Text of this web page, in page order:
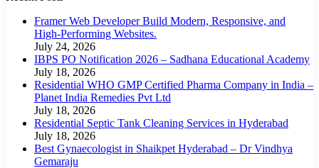
Framer Web Developer Build Modern, Responsive, and
High-Performing Websites.
July 24, 2026
IBPS PO Notification 2026 – Sadhana Educational Academy
July 18, 2026
Residential WHO GMP Certified Pharma Company in India –
Planet India Remedies Pvt Ltd
July 18, 2026
Residential Septic Tank Cleaning Services in Hyderabad
July 18, 2026
Best Gynaecologist in Shaikpet Hyderabad – Dr Vindhya
Gemaraju